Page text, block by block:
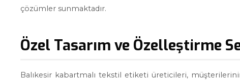
çözümler sunmaktadır.
Özel Tasarım ve Özelleştirme
Balıkesir kabartmalı tekstil etiketi üreticileri,